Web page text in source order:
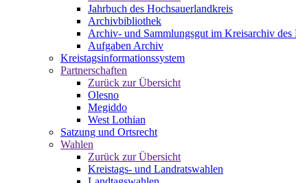
Jahrbuch des Hochsauerlandkreis
Archivbibliothek
Archiv- und Sammlungsgut im Kreisarchiv des
Aufgaben Archiv
Kreistagsinformationssystem
Partnerschaften
Zurück zur Übersicht
Olesno
Megiddo
West Lothian
Satzung und Ortsrecht
Wahlen
Zurück zur Übersicht
Kreistags- und Landratswahlen